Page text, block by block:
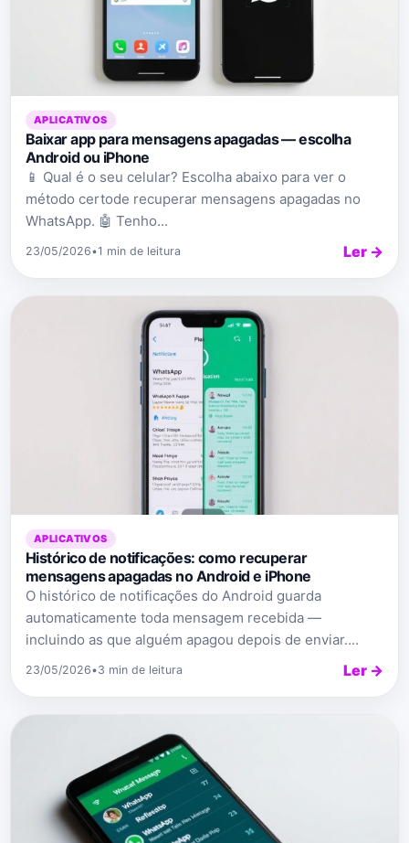
APLICATIVOS
Baixar app para mensagens apagadas — escolha
Android ou iPhone
📱 Qual é o seu celular? Escolha abaixo para ver o
método certode recuperar mensagens apagadas no
WhatsApp. 🤖 Tenho...
23/05/2026•1 min de leitura Ler →
APLICATIVOS
Histórico de notificações: como recuperar
mensagens apagadas no Android e iPhone
O histórico de notificações do Android guarda
automaticamente toda mensagem recebida —
incluindo as que alguém apagou depois de enviar....
23/05/2026•3 min de leitura Ler →